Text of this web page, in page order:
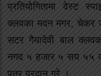
प्रतियोगितामा वेस्ट
क्लवका मदन मगर, चेकर
सटर गैयादेवी बाल
नगद ५ हजार ५ सय ५५
पत्र प्रदान गरे ।